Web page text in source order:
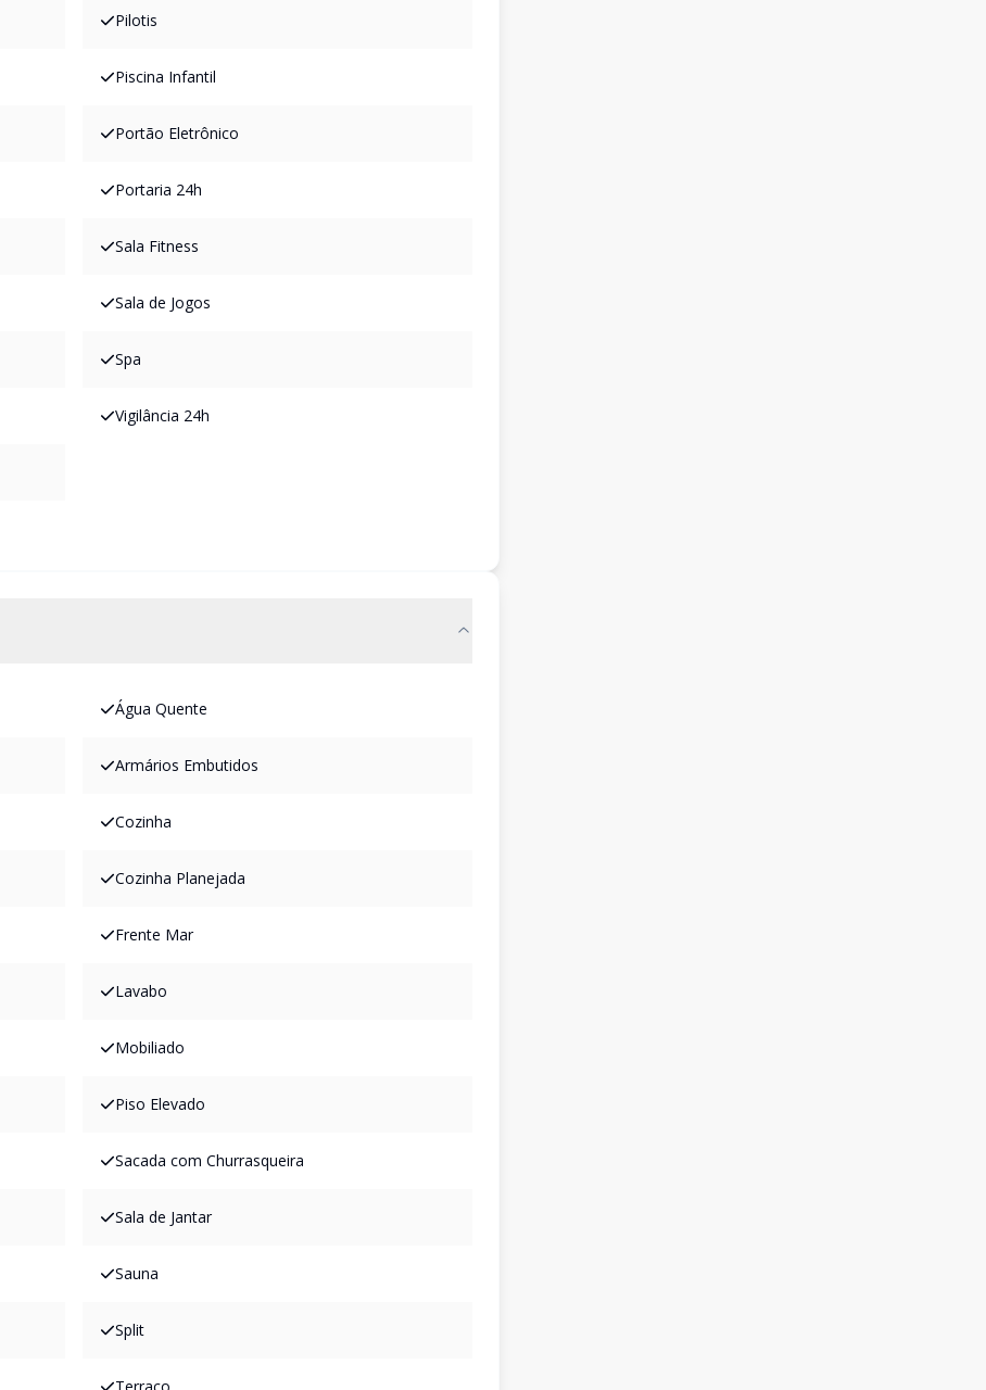
Pilotis
Piscina Infantil
Portão Eletrônico
Portaria 24h
Sala Fitness
Sala de Jogos
Spa
Vigilância 24h
Água Quente
Armários Embutidos
Cozinha
Cozinha Planejada
Frente Mar
Lavabo
Mobiliado
Piso Elevado
Sacada com Churrasqueira
Sala de Jantar
Sauna
Split